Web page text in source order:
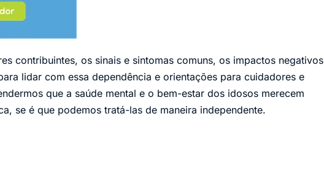
contribuintes, os sinais e sintomas comuns, os impactos negativos
lidar com essa dependência e orientações para cuidadores e
que a saúde mental e o bem-estar dos idosos merecem
se é que podemos tratá-las de maneira independente.